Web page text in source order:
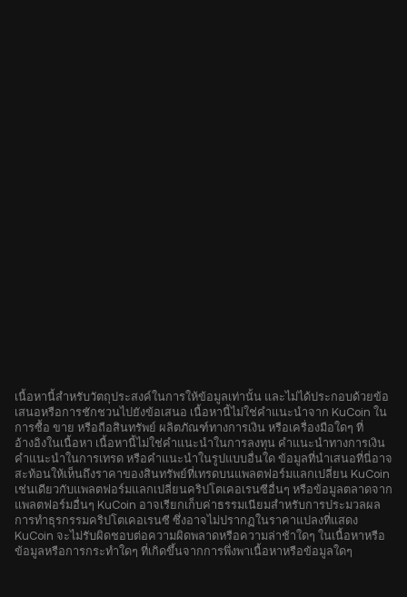
เนื้อหานี้สำหรับวัตถุประสงค์ในการให้ข้อมูลเท่านั้น และไม่ได้ประกอบด้วยข้อ
เสนอหรือการชักชวนไปยังข้อเสนอ เนื้อหานี้ไม่ใช่คำแนะนำจาก KuCoin ใน
การซื้อ ขาย หรือถือสินทรัพย์ ผลิตภัณฑ์ทางการเงิน หรือเครื่องมือใดๆ ที่
อ้างอิงในเนื้อหา เนื้อหานี้ไม่ใช่คำแนะนำในการลงทุน คำแนะนำทางการเงิน
คำแนะนำในการเทรด หรือคำแนะนำในรูปแบบอื่นใด ข้อมูลที่นำเสนอที่นี่อาจ
สะท้อนให้เห็นถึงราคาของสินทรัพย์ที่เทรดบนแพลตฟอร์มแลกเปลี่ยน KuCoin
เช่นเดียวกับแพลตฟอร์มแลกเปลี่ยนคริปโตเคอเรนซีอื่นๆ หรือข้อมูลตลาดจาก
แพลตฟอร์มอื่นๆ KuCoin อาจเรียกเก็บค่าธรรมเนียมสำหรับการประมวลผล
การทำธุรกรรมคริปโตเคอเรนซี ซึ่งอาจไม่ปรากฏในราคาแปลงที่แสดง
KuCoin จะไม่รับผิดชอบต่อความผิดพลาดหรือความล่าช้าใดๆ ในเนื้อหาหรือ
ข้อมูลหรือการกระทำใดๆ ที่เกิดขึ้นจากการพึ่งพาเนื้อหาหรือข้อมูลใดๆ